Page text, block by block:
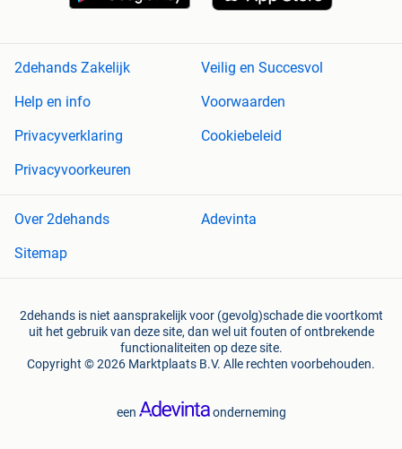
2dehands Zakelijk
Veilig en Succesvol
Help en info
Voorwaarden
Privacyverklaring
Cookiebeleid
Privacyvoorkeuren
Over 2dehands
Adevinta
Sitemap
2dehands is niet aansprakelijk voor (gevolg)schade die voortkomt
uit het gebruik van deze site, dan wel uit fouten of ontbrekende
functionaliteiten op deze site.
Copyright © 2026 Marktplaats B.V. Alle rechten voorbehouden.
een onderneming